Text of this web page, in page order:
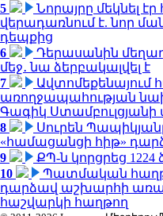
5
Նորայրը մեկնել
վերադառնում է. նոր
դեպքից
6
Դերասանին
մեջ․ նա ձերբակալվել է
7
Ավտոմեքենայում
առողջապահության
Գագիկ Ստամբուլցյանի
8
Սուրեն
«համացանցի հիթ»
9
ՔՊ-ն կորցրեց
10
Պատմական
դարձավ աշխարհի
հաշվարկի հաղթող